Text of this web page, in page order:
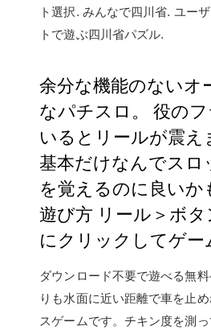
ト選択. みんなで四川省. ユー
トで遊ぶ四川省パズル.
余分な機能のないオ
なパチスロ。 役の
いるとリールが震え
基本だけなんでスロ
を覚えるのに良いか
遊び方 リール＞ボ
にクリックしてゲー
ダウンロード不要で遊べる無
りも水面に近い距離で車を止
スゲームです。チキン度を測っ